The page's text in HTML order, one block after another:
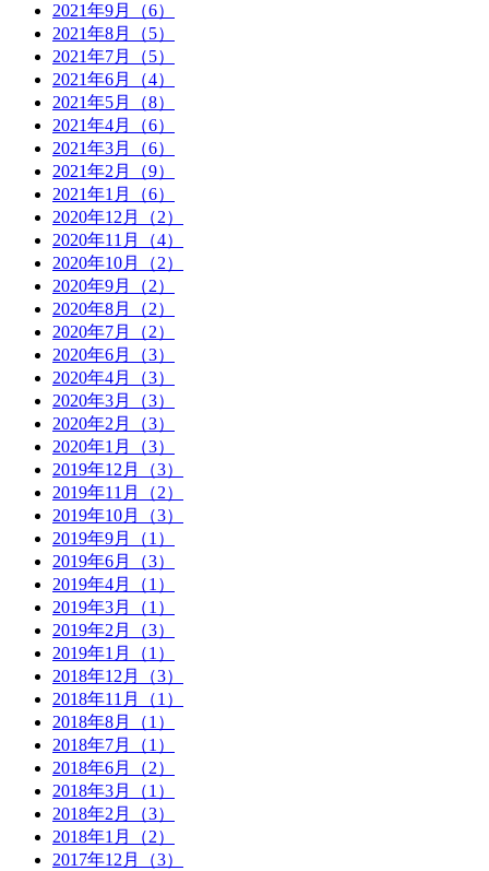
2021年9月（6）
2021年8月（5）
2021年7月（5）
2021年6月（4）
2021年5月（8）
2021年4月（6）
2021年3月（6）
2021年2月（9）
2021年1月（6）
2020年12月（2）
2020年11月（4）
2020年10月（2）
2020年9月（2）
2020年8月（2）
2020年7月（2）
2020年6月（3）
2020年4月（3）
2020年3月（3）
2020年2月（3）
2020年1月（3）
2019年12月（3）
2019年11月（2）
2019年10月（3）
2019年9月（1）
2019年6月（3）
2019年4月（1）
2019年3月（1）
2019年2月（3）
2019年1月（1）
2018年12月（3）
2018年11月（1）
2018年8月（1）
2018年7月（1）
2018年6月（2）
2018年3月（1）
2018年2月（3）
2018年1月（2）
2017年12月（3）